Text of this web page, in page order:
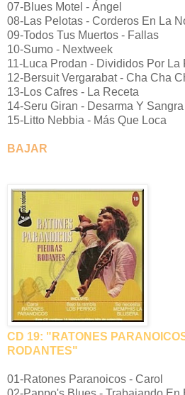
07-Blues Motel - Ángel
08-Las Pelotas - Corderos En La
09-Todos Tus Muertos - Fallas
10-Sumo - Nextweek
11-Luca Prodan - Divididos Por La
12-Bersuit Vergarabat - Cha Cha
13-Los Cafres - La Receta
14-Seru Giran - Desarma Y Sangra
15-Litto Nebbia - Más Que Loca
BAJAR
CD 19: "RATONES
RODANTES"
01-Ratones Paranoicos - Carol